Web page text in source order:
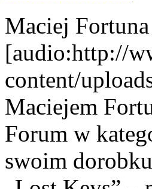
Maciej
[audio:http://
content/
Maciejem
Forum w
swoim